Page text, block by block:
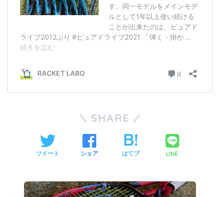
SHARE
ツイート シェア はてブ LINE